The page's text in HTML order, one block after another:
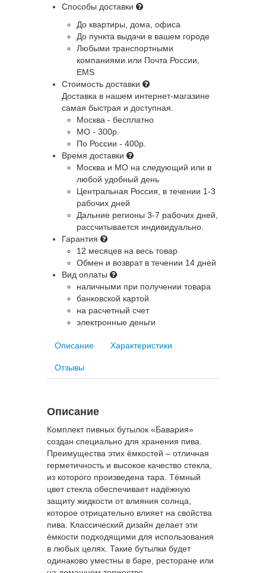
Способы доставки
До квартиры, дома, офиса
До пункта выдачи в вашем городе
Любыми транспортными
компаниями или Почта России,
EMS
Стоимость доставки
Доставка в нашем интернет-магазине
самая быстрая и доступная.
Москва - бесплатно
МО - 300р.
По России - 400р.
Время доставки
Москва и МО на следующий или в
любой удобный день
Центральная Россия , в течении 1-3
рабочих дней
Дальние регионы 3-7 рабочих дней,
рассчитывается индивидуально.
Гарантия
12 месяцев на весь товар
Обмен и возврат в течении 14 дней
Вид оплаты
наличными при получении товара
банковской картой
на расчетный счет
электронные деньги
Описание Характеристики
Отзывы
Описание
Комплект пивных бутылок «Бавария»
создан специально для хранения пива.
Преимущества этих ёмкостей – отличная
герметичность и высокое качество стекла,
из которого произведена тара. Тёмный
цвет стекла обеспечивает надёжную
защиту жидкости от влияния солнца,
которое отрицательно влияет на свойства
пива. Классический дизайн делает эти
ёмкости подходящими для использования
в любых целях. Такие бутылки будет
одинаково уместны в баре, ресторане или